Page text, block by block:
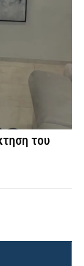
του